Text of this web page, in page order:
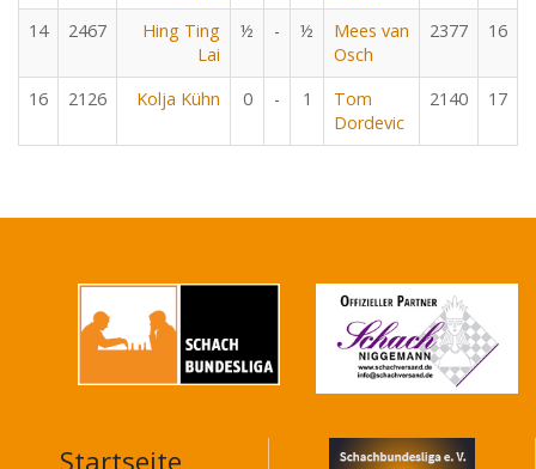
14 2467
Hing Ting
Lai
½ - ½
Mees van
Osch
2377 16
16 2126 Kolja Kühn 0 - 1
Tom
Dordevic
2140 17
Startseite